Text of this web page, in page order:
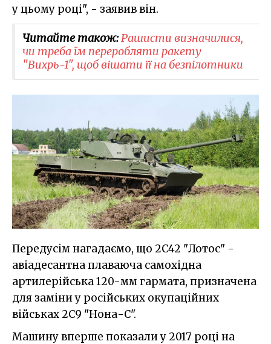
у цьому році", - заявив він.
Читайте також:Рашисти визначилися,
чи треба їм переробляти ракету
"Вихрь-1", щоб вішати її на безпілотники
Передусім нагадаємо, що 2С42 "Лотос" -
авіадесантна плаваюча самохідна
артилерійська 120-мм гармата, призначена
для заміни у російських окупаційних
військах 2С9 "Нона-С".
Машину вперше показали у 2017 році на